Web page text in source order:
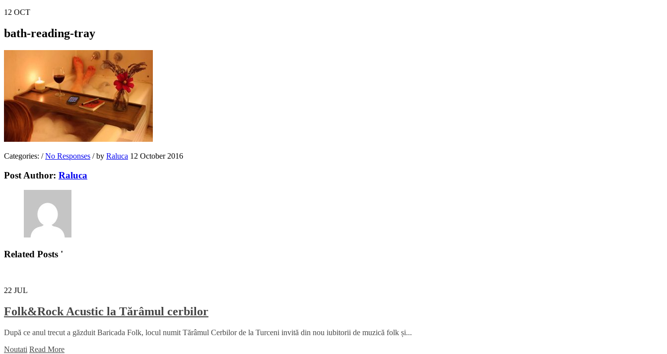
12 OCT
bath-reading-tray
Categories: / No Responses /by Raluca 12 October 2016
Post Author: Raluca
Related Posts '
22 JUL
Folk&Rock Acustic la Tărâmul cerbilor
După ce anul trecut a găzduit Baricada Folk, locul numit Tărâmul Cerbilor de la Turceni invită din nou iubitorii de muzică folk și...
Noutati Read More